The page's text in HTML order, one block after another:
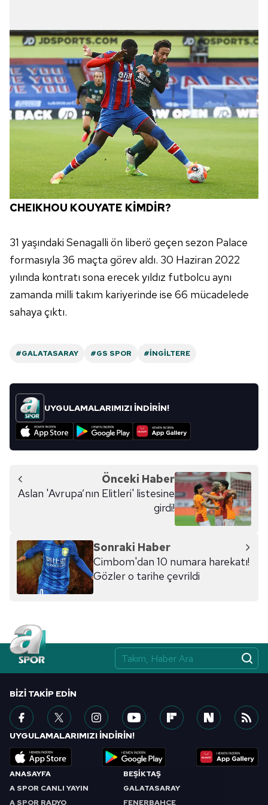
almak için lütfentıklayınız.
CHEIKHOU KOUYATE KİMDİR?
31 yaşındaki Senagalli ön liberö geçen sezon Palace
formasıyla 36 maçta görev aldı. 30 Haziran 2022
yılında kontratı sona erecek yıldız futbolcu aynı
zamanda milli takım kariyerinde ise 66 mücadelede
sahaya çıktı.
#GALATASARAY #GS SPOR #İNGILTERE
UYGULAMALARIMIZI İNDİRİN!
Önceki Haber
Aslan 'Avrupa’nın Elitleri' listesine
girdi!
Sonraki Haber
Cimbom'dan 10 numara harekatı!
Gözler o tarihe çevrildi
ANASAYFA
A SPOR CANLI YAYIN
A SPOR RADYO
BEŞİKTAŞ
GALATASARAY
FENERBAHÇE
BIZI TAKIP EDIN
UYGULAMALARIMIZI İNDİRİN!